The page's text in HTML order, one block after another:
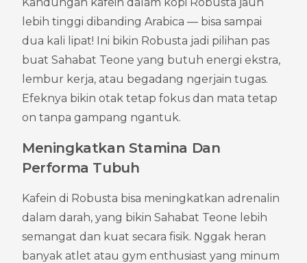
lebih tinggi dibanding Arabica — bisa sampai
dua kali lipat! Ini bikin Robusta jadi pilihan pas
buat Sahabat Teone yang butuh energi ekstra,
lembur kerja, atau begadang ngerjain tugas.
Efeknya bikin otak tetap fokus dan mata tetap
on tanpa gampang ngantuk.
Meningkatkan Stamina Dan
Performa Tubuh
Kafein di Robusta bisa meningkatkan adrenalin
dalam darah, yang bikin Sahabat Teone lebih
semangat dan kuat secara fisik. Nggak heran
banyak atlet atau gym enthusiast yang minum